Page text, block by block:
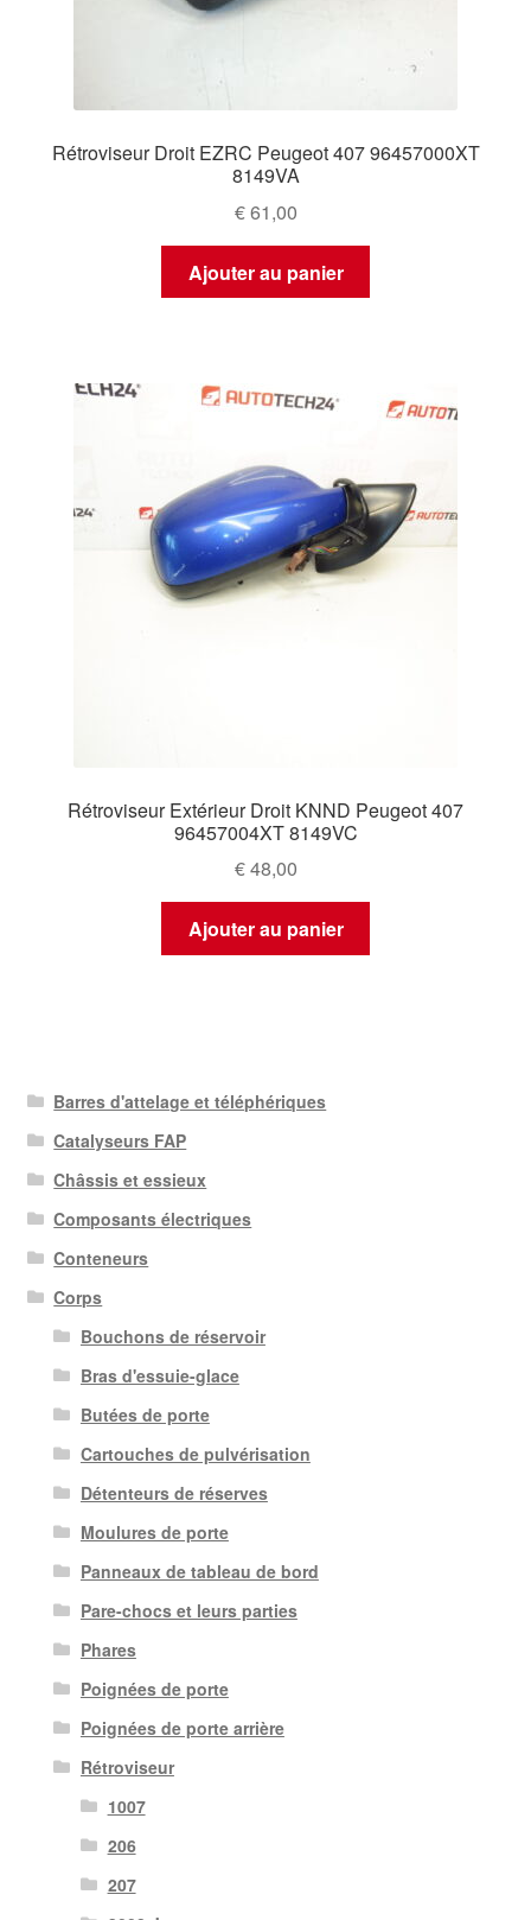
Rétroviseur Droit EZRC Peugeot 407 96457000XT
8149VA
€61,00
Ajouter au panier
Rétroviseur Extérieur Droit KNND Peugeot 407
96457004XT 8149VC
€48,00
Ajouter au panier
Barres d'attelage et téléphériques
Catalyseurs FAP
Châssis et essieux
Composants électriques
Conteneurs
Corps
Bouchons de réservoir
Bras d'essuie-glace
Butées de porte
Cartouches de pulvérisation
Détenteurs de réserves
Moulures de porte
Panneaux de tableau de bord
Pare-chocs et leurs parties
Phares
Poignées de porte
Poignées de porte arrière
Rétroviseur
1007
206
207